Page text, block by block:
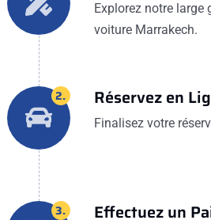
Explorez notre
voiture Marrakech.
2. Réservez en
Finalisez votre
3. Effectuez un